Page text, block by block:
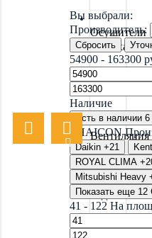
Осушители
воздуха
Отопление
Вентиляция
Системы
водоочистки
Вы выбрали:
Производитель:
Сбросить
54900 - 163300
Наличие
Есть в наличии 6
THAICON
Daikin +21
ROYAL CLIMA
Mitsubishi Heavy
Показать еще 12
41 - 122 На